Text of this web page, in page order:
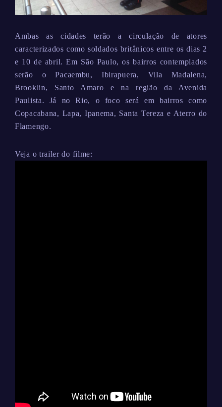
Ambas as cidades terão a circulação de atores
caracterizados como soldados britânicos entre os dias 2
e 10 de abril. Em São Paulo, os bairros contemplados
serão o Pacaembu, Ibirapuera, Vila Madalena,
Brooklin, Santo Amaro e na região da Avenida
Paulista. Já no Rio, o foco será em bairros como
Copacabana, Lapa, Ipanema, Santa Tereza e Aterro do
Flamengo.
Veja o trailer do filme: